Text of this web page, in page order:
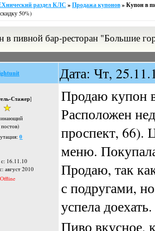
раздел КЛС »Продажа купонов»Купон в
50%)
в пивной бар-ресторан "Большие
Дата: Чт,
Стажер]
0
16.11.10
август 2010
Offline
Продаю купон
Расположен
проспект, 66).
меню.
Продаю, так
с подругами,
успела
Пиво вкусное,